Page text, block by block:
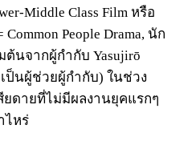
Middle Class Film หรือ
People Drama, นัก
ต้นจากผู้กำกับ Yasujirō
เป็นผู้ช่วยผู้กำกับ) ในช่วง
ยดายที่ไม่มีผลงานยุคแรกๆ
ไหร่